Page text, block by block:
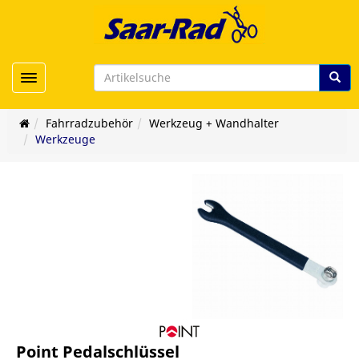
Toggle navigation
Fahrradzubehör
Werkzeug + Wandhalter
Werkzeuge
Point Pedalschlüssel